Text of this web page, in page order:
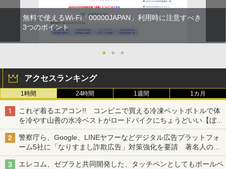
無料で使えるWi-Fi「00000JAPAN」利用時に注意すべき
3つのポイント
● ● ●
アクセスランキング
1時間 24時間 1週間 1カ月
これぞ着るエアコン!! コンビニで買える冷凍ペットボトルで体
を冷やす山善の水冷ベストがロードバイクにちょうどいい【ぼっ
ち・ざ・ろーど！その14】【空いた時間でなにしてる？】
警察庁ら、Google、LINEヤフーなどデジタル広告プラットフォ
ーム5社に「なりすまし詐欺広告」対策強化を要請 著名人の写
真や映像を使った投資詐欺などへの対策として
エレコム、ゼブラと共同開発した、タッチペンとしてもボールペ